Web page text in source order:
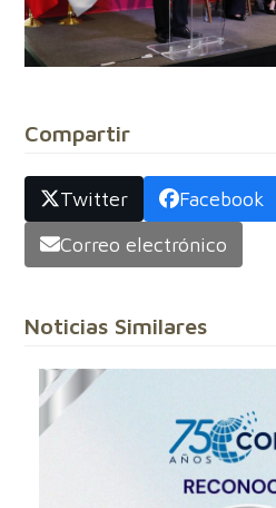
Compartir
Twitter Facebook
Correo electrónico
Noticias Similares